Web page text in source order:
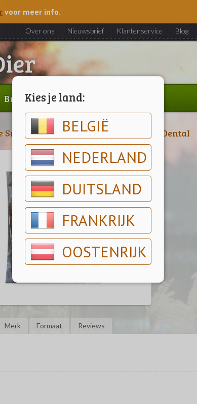
Kies je land:
BELGIË
NEDERLAND
DUITSLAND
FRANKRIJK
OOSTENRIJK
voor meer info.
Over ons Nieuwsbrief Klantenservice Blog
Brood & gebak
Snacks>Chicken Snacks
Dental
Merk Formaat Reviews